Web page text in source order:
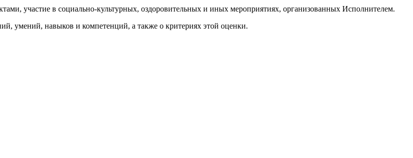
участие в социально-культурных, оздоровительных и иных мероприятиях, организованных Исполнителем.
умений, навыков и компетенций, а также о критериях этой оценки.